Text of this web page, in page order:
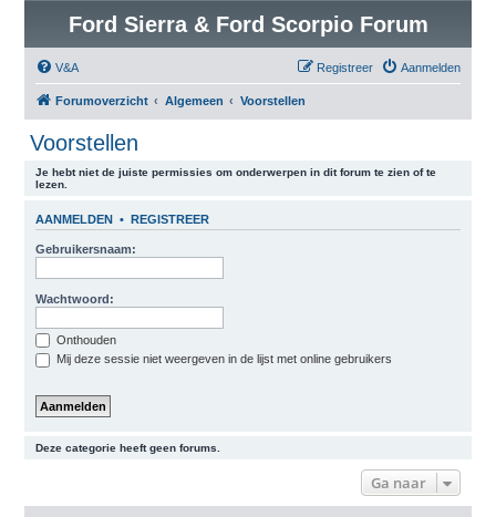
Ford Sierra & Ford Scorpio Forum
V&A Aanmelden
Registreer
Forumoverzicht Algemeen Voorstellen
Voorstellen
Je hebt niet de juiste permissies om onderwerpen in dit forum te zien of te
lezen.
AANMELDEN • REGISTREER
Gebruikersnaam:
Wachtwoord:
Onthouden
Mij deze sessie niet weergeven in de lijst met online gebruikers
Deze categorie heeft geen forums.
Ga naar